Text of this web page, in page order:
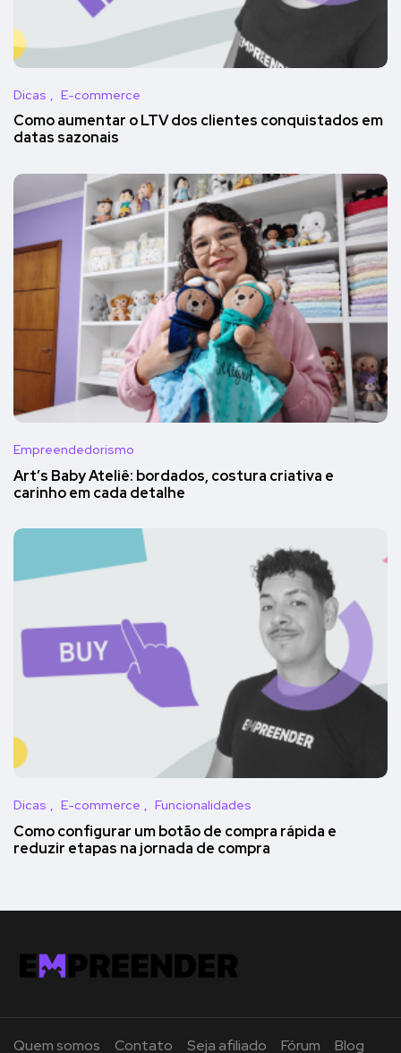
Dicas E-commerce
Como aumentar o LTV dos clientes conquistados em
datas sazonais
Empreendedorismo
Art’s Baby Ateliê: bordados, costura criativa e
carinho em cada detalhe
Dicas E-commerce Funcionalidades
Como configurar um botão de compra rápida e
reduzir etapas na jornada de compra
Quem somos Contato Seja afiliado Fórum Blog